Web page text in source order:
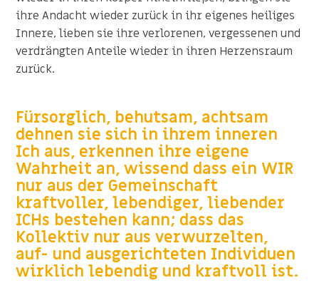
ihre Andacht wieder zurück in ihr eigenes heiliges
Innere, lieben sie ihre verlorenen, vergessenen und
verdrängten Anteile wieder in ihren Herzensraum
zurück.
Fürsorglich, behutsam, achtsam
dehnen sie sich in ihrem inneren
Ich aus, erkennen ihre eigene
Wahrheit an, wissend dass ein WIR
nur aus der Gemeinschaft
kraftvoller, lebendiger, liebender
ICHs bestehen kann; dass das
Kollektiv nur aus verwurzelten,
auf- und ausgerichteten Individuen
wirklich lebendig und kraftvoll ist.